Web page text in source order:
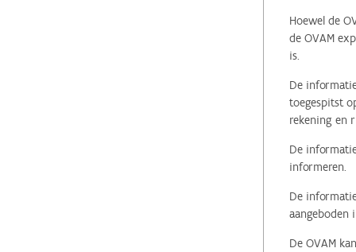
Hoewel de
de OVAM
is.
De
toegespitst
rekening en
De
informeren.
De
aangeboden
De OVAM